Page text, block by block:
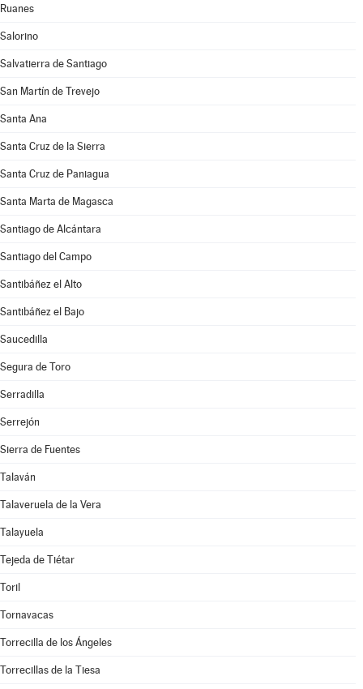
Ruanes
Salorino
Salvatierra de Santiago
San Martín de Trevejo
Santa Ana
Santa Cruz de la Sierra
Santa Cruz de Paniagua
Santa Marta de Magasca
Santiago de Alcántara
Santiago del Campo
Santibáñez el Alto
Santibáñez el Bajo
Saucedilla
Segura de Toro
Serradilla
Serrejón
Sierra de Fuentes
Talaván
Talaveruela de la Vera
Talayuela
Tejeda de Tiétar
Toril
Tornavacas
Torrecilla de los Ángeles
Torrecillas de la Tiesa